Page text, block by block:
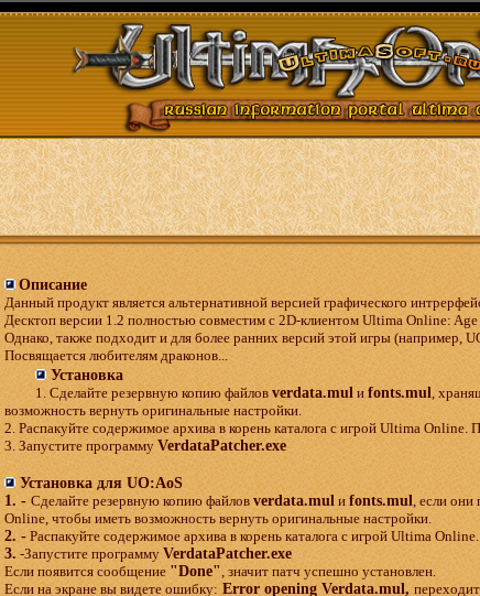
Описание
Данный продукт является альтернативной версией графического
Десктоп версии 1.2 полностью совместим с 2D-клиентом Ultima Online:
Однако, также подходит и для более ранних версий этой игры (например,
Посвящается любителям драконов...
Установка
1. Сделайте резервную копию файлов verdata.mul и fonts.mul,
возможность вернуть оригинальные настройки.
2. Распакуйте содержимое архива в корень каталога с игрой Ultima Online.
3. Запустите программу VerdataPatcher.exe
Установка для UO:AoS
1. - Сделайте резервную копию файлов verdata.mul и fonts.mul, если они
Online, чтобы иметь возможность вернуть оригинальные настройки.
2. - Распакуйте содержимое архива в корень каталога с игрой Ultima
3. -Запустите программу VerdataPatcher.exe
Если появится сообщение "Done", значит патч успешно установлен.
Если на экране вы видете ошибку: Error opening Verdata.mul,